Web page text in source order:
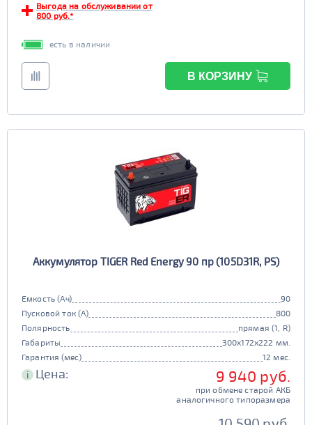
Выгода на обслуживании от
800 руб.*
есть в наличии
В КОРЗИНУ
Аккумулятор TIGER Red Energy 90 пр (105D31R, PS)
Емкость (Ач)
90
Пусковой ток (А)
800
Полярность
прямая (1, R)
Габариты
300x172x222 мм.
Гарантия (мес)
12 мес.
i Цена: 9 940 руб.
при обмене старой АКБ
аналогичного типоразмера